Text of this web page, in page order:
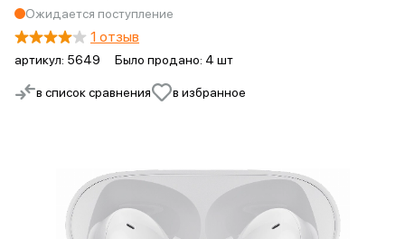
в список сравнения в избранное
Ожидается поступление
артикул: 5649 Было продано: 4 шт
1 отзыв